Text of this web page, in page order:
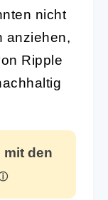
nicht
anziehen,
Ripple
den